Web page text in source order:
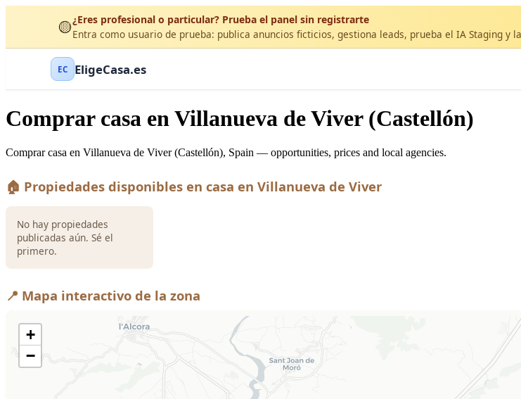
🟡¿Eres profesional o particular? Prueba el panel sin registrarte
Entra como usuario de prueba: publica anuncios ficticios, gestiona leads, prueba el IA Staging y
EC EligeCasa.es
Comprar casa en Villanueva de Viver (Castellón)
Comprar casa en Villanueva de Viver (Castellón), Spain — opportunities, prices and local agencies.
🏠 Propiedades disponibles en casa en Villanueva de Viver
No hay propiedades
publicadas aún. Sé el
primero.
📍 Mapa interactivo de la zona